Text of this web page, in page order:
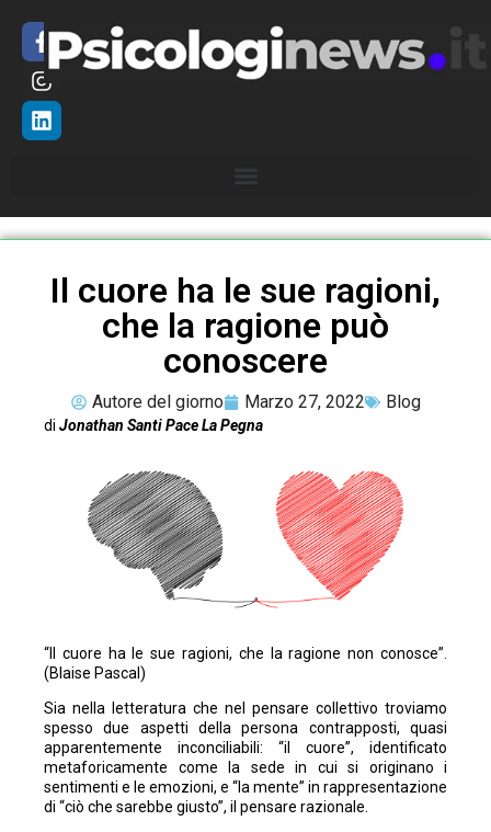
Il cuore ha le sue ragioni,
che la ragione può
conoscere
Autore del giorno Marzo 27, 2022 Blog
di Jonathan Santi Pace La Pegna
“Il cuore ha le sue ragioni, che la ragione non conosce”.
(Blaise Pascal)
Sia nella letteratura che nel pensare collettivo troviamo
spesso due aspetti della persona contrapposti, quasi
apparentemente inconciliabili: “il cuore”, identificato
metaforicamente come la sede in cui si originano i
sentimenti e le emozioni, e “la mente” in rappresentazione
di “ciò che sarebbe giusto”, il pensare razionale.